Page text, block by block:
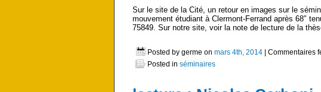
Sur le site de la Cité, un retour en images sur le
mouvement étudiant à Clermont-Ferrand après 68″
75849. Sur notre site, voir la note de lecture de la
Posted by germe on mars 4th, 2014 Commentaires
Posted in séminaires